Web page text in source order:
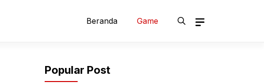
Beranda Game
Popular Post